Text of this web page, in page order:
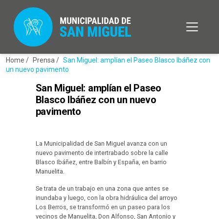
Home / Prensa / San Miguel: amplían el Paseo Blasco Ibáñez con
un nuevo pavimento
San Miguel: amplían el Paseo
Blasco Ibáñez con un nuevo
pavimento
La Municipalidad de San Miguel avanza con un
nuevo pavimento de intertrabado sobre la calle
Blasco Ibáñez, entre Balbín y España, en barrio
Manuelita.
Se trata de un trabajo en una zona que antes se
inundaba y luego, con la obra hidráulica del arroyo
Los Berros, se transformó en un paseo para los
vecinos de Manuelita, Don Alfonso, San Antonio y